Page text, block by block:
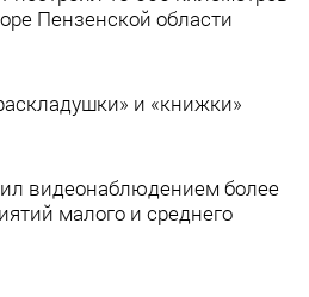
Пензенской области
и «книжки»
видеонаблюдением более
малого и среднего